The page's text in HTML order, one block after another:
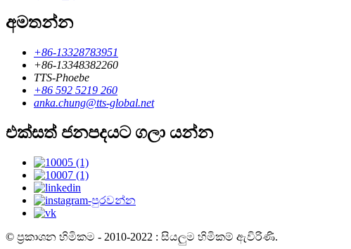
අමතන්න
+86-13328783951
+86-13348382260
TTS-Phoebe
+86 592 5219 260
anka.chung@tts-global.net
එක්සත් ජනපදයට ගලා යන්න
© ප්‍රකාශන හිමිකම - 2010-2022 : සියලුම හිමිකම් ඇවිරිණි.